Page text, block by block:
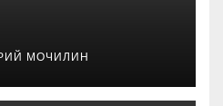
МОЧИЛИН